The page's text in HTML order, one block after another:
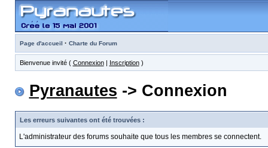
Page d'accueil · Charte du Forum
Bienvenue invité ( Connexion| Inscription)
Pyranautes -> Connexion
Les erreurs suivantes ont été trouvées :
L'administrateur des forums souhaite que tous les membres se connectent.